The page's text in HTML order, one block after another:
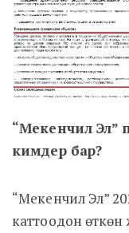
“Мекенчил Эл”
кимдер бар?
“Мекенчил Эл”
каттоодон